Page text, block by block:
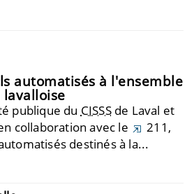
automatisés à l'ensemble
publique du CISSSde Laval et
collaboration avec le 211 ,
destinés à la...